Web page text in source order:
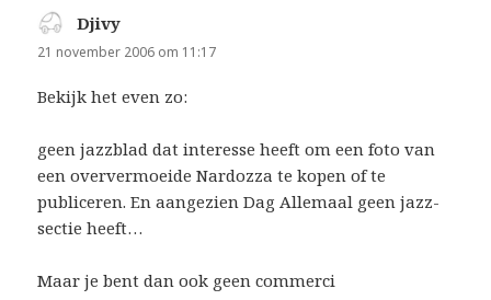
Djivy
21 november 2006 om 11:17
Bekijk het even zo:
geen jazzblad dat interesse heeft om een foto van
een oververmoeide Nardozza te kopen of te
publiceren. En aangezien Dag Allemaal geen jazz-
sectie heeft…
Maar je bent dan ook geen commerci